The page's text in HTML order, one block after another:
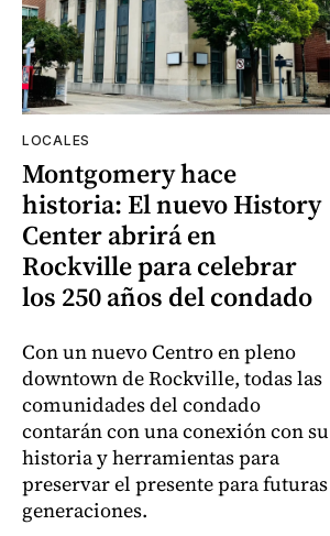
LOCALES
Montgomery hace
historia: El nuevo History
Center abrirá en
Rockville para celebrar
los 250 años del condado
Con un nuevo Centro en pleno
downtown de Rockville, todas las
comunidades del condado
contarán con una conexión con su
historia y herramientas para
preservar el presente para futuras
generaciones.